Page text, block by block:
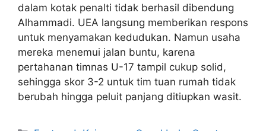
dalam kotak penalti tidak berhasil dibendung
Alhammadi. UEA langsung memberikan respons
untuk menyamakan kedudukan. Namun usaha
mereka menemui jalan buntu, karena
pertahanan timnas U-17 tampil cukup solid,
sehingga skor 3-2 untuk tim tuan rumah tidak
berubah hingga peluit panjang ditiupkan wasit.